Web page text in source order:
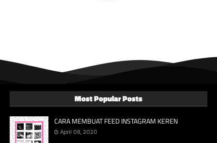
Most Popular Posts
CARA MEMBUAT FEED INSTAGRAM KEREN
April 08, 2020